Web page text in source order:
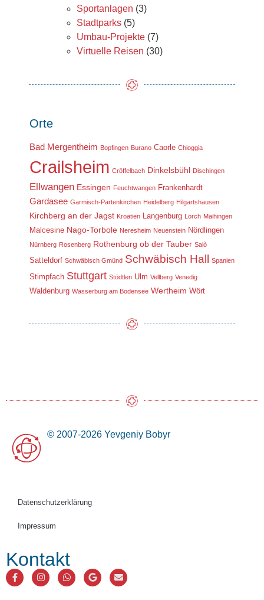
Sportanlagen (3)
Stadtparks (5)
Umbau-Projekte (7)
Virtuelle Reisen (30)
Orte
Bad Mergentheim Bopfingen Burano Caorle Chioggia
Crailsheim Cröffelbach Dinkelsbühl Dischingen
Ellwangen Essingen Feuchtwangen Frankenhardt
Gardasee Garmisch-Partenkirchen Heidelberg Hilgartshausen
Kirchberg an der Jagst Kroatien Langenburg Lorch Maihingen
Malcesine Nago-Torbole Neresheim Neuenstein Nördlingen
Nürnberg Rosenberg Rothenburg ob der Tauber Salò
Satteldorf Schwäbisch Gmünd Schwäbisch Hall Spanien
Stimpfach Stuttgart Stödtlen Ulm Vellberg Venedig
Waldenburg Wasserburg am Bodensee Wertheim Wört
© 2007-2026 Yevgeniy Bobyr
Datenschutzerklärung
Impressum
Kontakt